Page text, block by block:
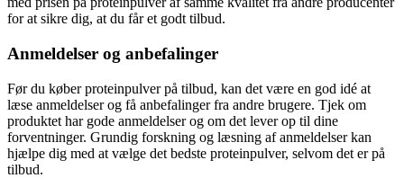
for at sikre dig, at du får et godt tilbud.
Anmeldelser og anbefalinger
Før du køber proteinpulver på tilbud, kan det være en god idé at
læse anmeldelser og få anbefalinger fra andre brugere. Tjek om
produktet har gode anmeldelser og om det lever op til dine
forventninger. Grundig forskning og læsning af anmeldelser kan
hjælpe dig med at vælge det bedste proteinpulver, selvom det er på
tilbud.